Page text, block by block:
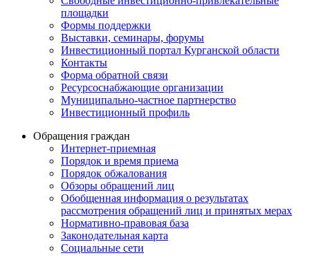
площадки
Формы поддержки
Выставки, семинары, форумы
Инвестиционный портал Курганской области
Контакты
Форма обратной связи
Ресурсоснабжающие организации
Муниципально-частное партнерство
Инвестиционный профиль
Обращения граждан
Интернет-приемная
Порядок и время приема
Порядок обжалования
Обзоры обращений лиц
Обобщенная информация о результатах
рассмотрения обращений лиц и принятых мерах
Нормативно-правовая база
Законодательная карта
Социальные сети